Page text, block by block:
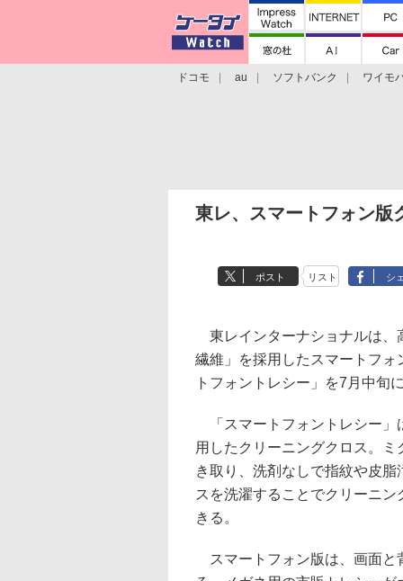
ドコモ au ソフトバンク
ワイモ
東レ、スマートフォン版
ポスト リスト シ
東レインターナショナルは、
繊維」を採用したスマートフ
トフォントレシー」を7月中旬
「スマートフォントレシー」
用したクリーニングクロス。
き取り、洗剤なしで指紋や皮
スを洗濯することでクリーニ
きる。
スマートフォン版は、画面と